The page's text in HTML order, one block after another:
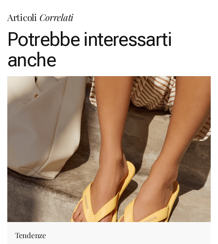
Articoli Correlati
Potrebbe interessarti
anche
Tendenze